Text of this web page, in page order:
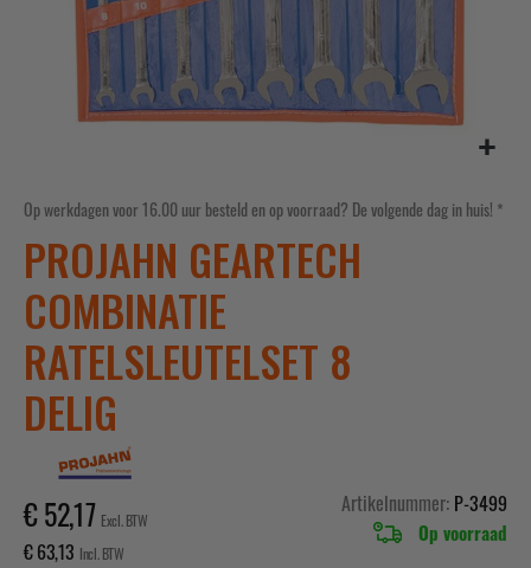
naar
begin
van
de
afbeeldingen-
gallerij
Op werkdagen voor 16.00 uur besteld en op voorraad? De volgende dag in huis! *
PROJAHN GEARTECH
COMBINATIE
RATELSLEUTELSET 8
DELIG
€ 52,17
€ 63,13
Artikelnummer P-3499
Op voorraad